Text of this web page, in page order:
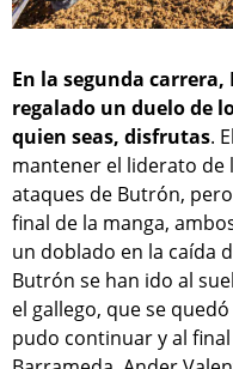
En la segunda
regalado un duelo de
quien seas, disfrutas.
mantener el liderato de
ataques de Butrón,
final de la manga,
un doblado en la caída
Butrón se han ido al
el gallego, que se
pudo continuar y al